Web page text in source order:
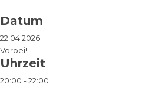
Datum
22.04.2026
Vorbei!
Uhrzeit
20:00 - 22:00